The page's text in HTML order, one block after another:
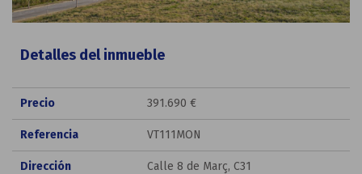
Detalles del inmueble
Precio 391.690 €
Referencia VT111MON
Dirección Calle 8 de Març, C31